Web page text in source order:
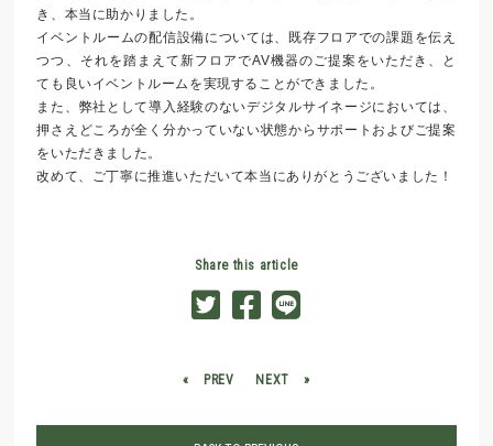
き、本当に助かりました。
イベントルームの配信設備については、既存フロアでの課題を伝え
つつ、それを踏まえて新フロアでAV機器のご提案をいただき、と
ても良いイベントルームを実現することができました。
また、弊社として導入経験のないデジタルサイネージにおいては、
押さえどころが全く分かっていない状態からサポートおよびご提案
をいただきました。
改めて、ご丁寧に推進いただいて本当にありがとうございました！
Share this article
« PREV NEXT »